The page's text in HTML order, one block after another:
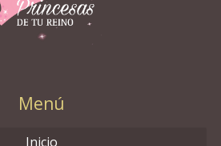
Menú
Inicio